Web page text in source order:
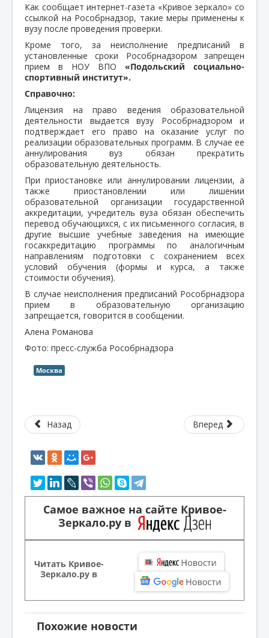
Как сообщает интернет-газета «Кривое зеркало» со
ссылкой на Рособрнадзор, такие меры применены к
вузу после проведения проверки.
Кроме того, за неисполнение предписаний в
установленные сроки Рособрнадзором запрещен
прием в НОУ ВПО «Подольский социально-
спортивный институт».
Справочно:
Лицензия на право ведения образовательной
деятельности выдается вузу Рособрнадзором и
подтверждает его право на оказание услуг по
реализации образовательных программ. В случае ее
аннулирования вуз обязан прекратить
образовательную деятельность.
При приостановке или аннулировании лицензии, а
также приостановлении или лишении
образовательной организации государственной
аккредитации, учредитель вуза обязан обеспечить
перевод обучающихся, с их письменного согласия, в
другие высшие учебные заведения на имеющие
госаккредитацию программы по аналогичным
направлениям подготовки с сохранением всех
условий обучения (формы и курса, а также
стоимости обучения).
В случае неисполнения предписаний Рособрнадзора
прием в образовательную организацию
запрещается, говорится в сообщении.
Алена Романова
Фото: пресс-служба Рособрнадзора
Москва
Назад Вперед
Самое важное на сайте Кривое-
Зеркало.ру в
Читать Кривое-
Зеркало.ру в
Похожие новости